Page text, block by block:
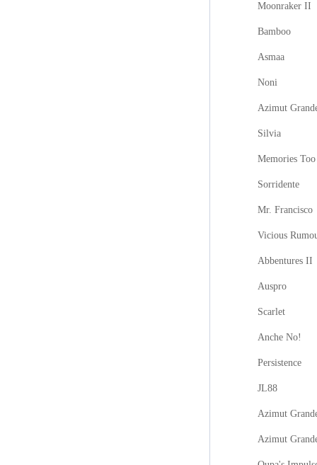
Moonraker II
Bamboo
Asmaa
Noni
Azimut
Silvia
Memories Too
Sorridente
Mr. Francisco
Vicious
Abbentures II
Auspro
Scarlet
Anche No!
Persistence
JL88
Azimut
Azimut